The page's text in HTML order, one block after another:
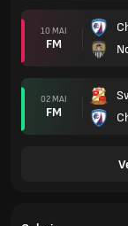
10 MAI
FM
02 MAI
FM